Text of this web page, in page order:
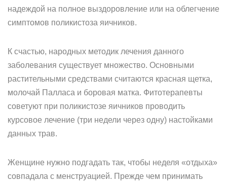
надеждой на полное выздоровление или на облегчение
симптомов поликистоза яичников.
К счастью, народных методик лечения данного
заболевания существует множество. Основными
растительными средствами считаются красная щетка,
молочай Палласа и боровая матка. Фитотерапевты
советуют при поликистозе яичников проводить
курсовое лечение (три недели через одну) настойками
данных трав.
Женщине нужно подгадать так, чтобы неделя «отдыха»
совпадала с менструацией. Прежде чем принимать